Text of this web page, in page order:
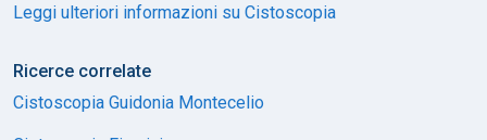
Leggi ulteriori informazioni su Cistoscopia
Ricerce correlate
Cistoscopia Guidonia Montecelio